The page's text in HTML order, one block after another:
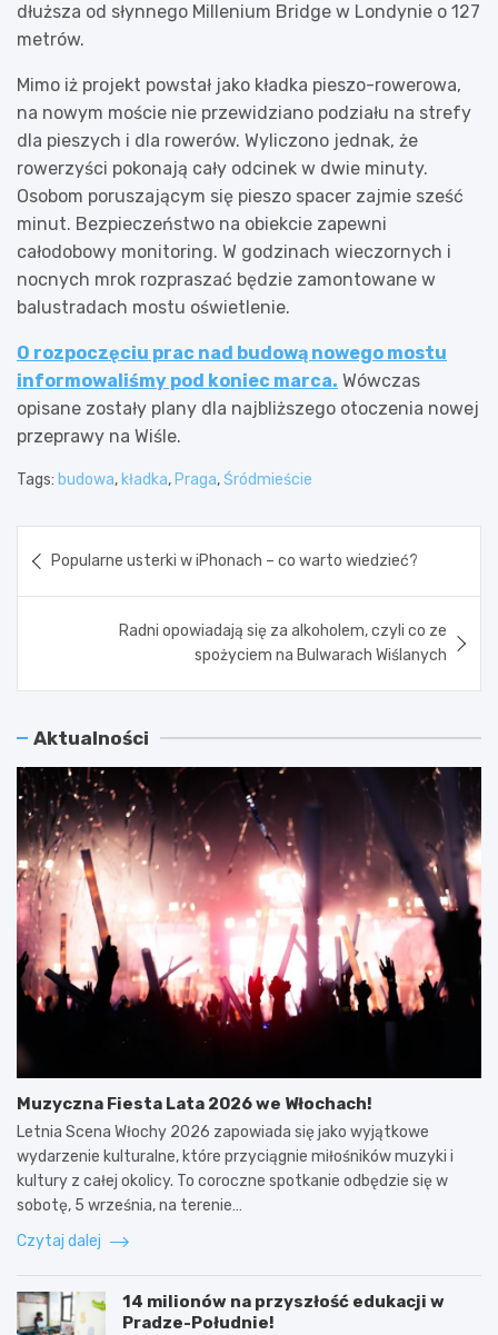
dłuższa od słynnego Millenium Bridge w Londynie o 127
metrów.
Mimo iż projekt powstał jako kładka pieszo-rowerowa,
na nowym moście nie przewidziano podziału na strefy
dla pieszych i dla rowerów. Wyliczono jednak, że
rowerzyści pokonają cały odcinek w dwie minuty.
Osobom poruszającym się pieszo spacer zajmie sześć
minut. Bezpieczeństwo na obiekcie zapewni
całodobowy monitoring. W godzinach wieczornych i
nocnych mrok rozpraszać będzie zamontowane w
balustradach mostu oświetlenie.
O rozpoczęciu prac nad budową nowego mostu
informowaliśmy pod koniec marca. Wówczas
opisane zostały plany dla najbliższego otoczenia nowej
przeprawy na Wiśle.
Tags: budowa, kładka, Praga,Śródmieście
wpisu
Popularne usterki w iPhonach – co warto wiedzieć?
Radni opowiadają się za alkoholem, czyli co ze
spożyciem na Bulwarach Wiślanych
Aktualności
Muzyczna Fiesta Lata 2026 we Włochach!
Letnia Scena Włochy 2026 zapowiada się jako wyjątkowe
wydarzenie kulturalne, które przyciągnie miłośników muzyki i
kultury z całej okolicy. To coroczne spotkanie odbędzie się w
sobotę, 5 września, na terenie…
Czytaj dalej
14 milionów na przyszłość edukacji w
Pradze-Południe!